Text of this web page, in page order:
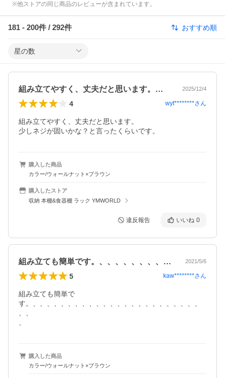
※他ストアの同じ商品のレビューが含まれています。
181 - 200件 / 292件 おすすめ順
星の数
組み立てやすく、丈夫だと思います。少し… 2025/12/4
4 wyt********さん
組み立てやすく、丈夫だと思います。
少しネジが固いかな？と言ったくらいです。
購入した商品
カラー/ウォールナット×ブラウン
購入したストア
収納 本棚&食器棚 ラック YMWORLD
違反報告 いいね 0
組み立ても簡単です。、、、、、、、、、… 2021/5/6
5 kaw********さん
組み立ても簡単で
す。、、、、、、、、、、、、、、、、、、、、、、、、
購入した商品
カラー/ウォールナット×ブラウン